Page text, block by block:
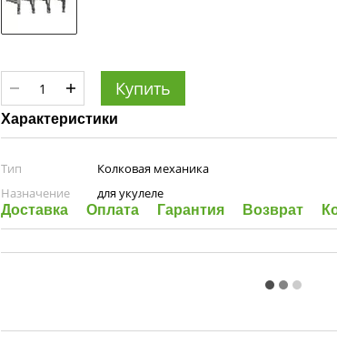
Купить
Характеристики
Тип
Колковая механика
Назначение
для укулеле
Доставка Оплата Гарантия Возврат